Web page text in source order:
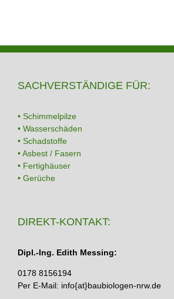
SACHVERSTÄNDIGE FÜR:
• Schimmelpilze
• Wasserschäden
• Schadstoffe
• Asbest / Fasern
• Fertighäuser
• Gerüche
DIREKT-KONTAKT:
Dipl.-Ing. Edith Messing:
0178 8156194
Per E-Mail: info{at}baubiologen-nrw.de